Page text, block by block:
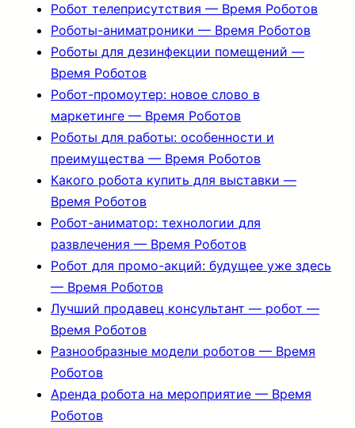
Робот телеприсутствия — Время Роботов
Роботы-аниматроники — Время Роботов
Роботы для дезинфекции помещений —
Время Роботов
Робот-промоутер: новое слово в
маркетинге — Время Роботов
Роботы для работы: особенности и
преимущества — Время Роботов
Какого робота купить для выставки —
Время Роботов
Робот-аниматор: технологии для
развлечения — Время Роботов
Робот для промо-акций: будущее уже здесь
— Время Роботов
Лучший продавец консультант — робот —
Время Роботов
Разнообразные модели роботов — Время
Роботов
Аренда робота на мероприятие — Время
Роботов